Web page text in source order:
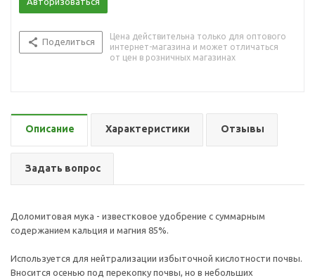
Поделиться
Цена действительна только для оптового
интернет-магазина и может отличаться
от цен в розничных магазинах
Описание Характеристики Отзывы
Задать вопрос
Доломитовая мука - известковое удобрение с суммарным
содержанием кальция и магния 85%.
Используется для нейтрализации избыточной кислотности почвы.
Вносится осенью под перекопку почвы, но в небольших